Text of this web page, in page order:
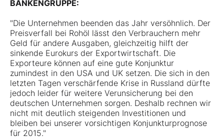
BANKENGRUPPE:
"Die Unternehmen beenden das Jahr versöhnlich. Der
Preisverfall bei Rohöl lässt den Verbrauchern mehr
Geld für andere Ausgaben, gleichzeitig hilft der
sinkende Eurokurs der Exportwirtschaft. Die
Exporteure können auf eine gute Konjunktur
zumindest in den USA und UK setzen. Die sich in den
letzten Tagen verschärfende Krise in Russland dürfte
jedoch leider für weitere Verunsicherung bei den
deutschen Unternehmen sorgen. Deshalb rechnen wir
nicht mit deutlich steigenden Investitionen und
bleiben bei unserer vorsichtigen Konjunkturprognose
für 2015."